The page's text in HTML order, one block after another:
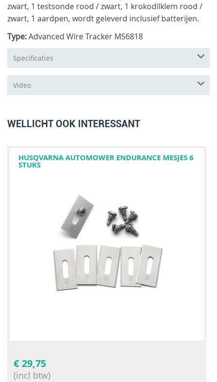
zwart, 1 testsonde rood / zwart, 1 krokodilklem rood /
zwart, 1 aardpen, wordt geleverd inclusief batterijen.
Type:Advanced Wire Tracker MS6818
Specificaties
Video
WELLICHT OOK INTERESSANT
HUSQVARNA AUTOMOWER ENDURANCE MESJES 6
STUKS
€ 29,75
(incl btw)